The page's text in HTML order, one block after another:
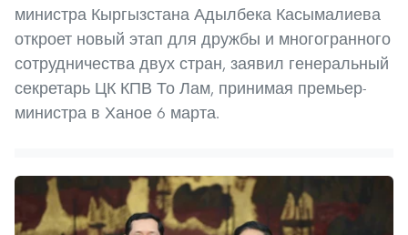
министра Кыргызстана Адылбека Касымалиева
откроет новый этап для дружбы и многогранного
сотрудничества двух стран, заявил генеральный
секретарь ЦК КПВ То Лам, принимая премьер-
министра в Ханое 6 марта.